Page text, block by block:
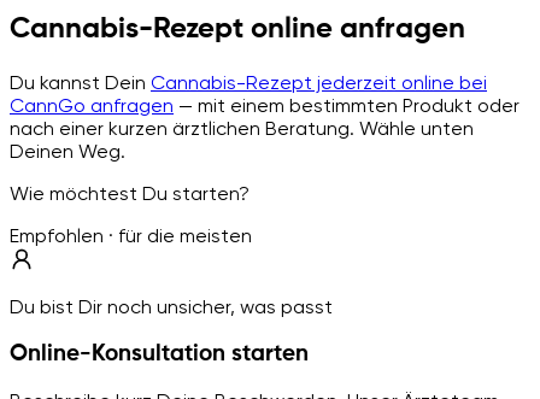
Cannabis-Rezept online anfragen
Du kannst Dein Cannabis-Rezept jederzeit online bei
CannGo anfragen — mit einem bestimmten Produkt oder
nach einer kurzen ärztlichen Beratung. Wähle unten
Deinen Weg.
Wie möchtest Du starten?
Empfohlen · für die meisten
Du bist Dir noch unsicher, was passt
Online-Konsultation starten